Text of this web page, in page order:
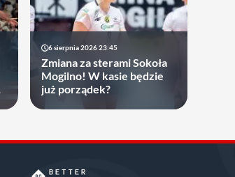
6 sierpnia 2026 23:45
Zmiana za sterami Sokoła
Mogilno! W kasie będzie
już porządek?